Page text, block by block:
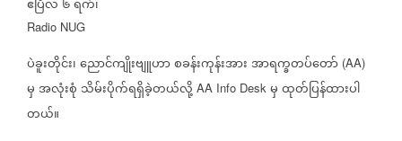
ဧပြီလ ၆ရက်၊
Radio NUG
ပဲခူးတိုင်း၊ညောင်ကျိုးဗျူဟာစခန်းကုန်းအားအာရက္ခတပ်တော် (AA)
မှအလုံးစုံ သိမ်းပိုက်ရရှိခဲ့တယ်လို့ AA Info Desk မှထုတ်ပြန်ထားပါ
တယ်။